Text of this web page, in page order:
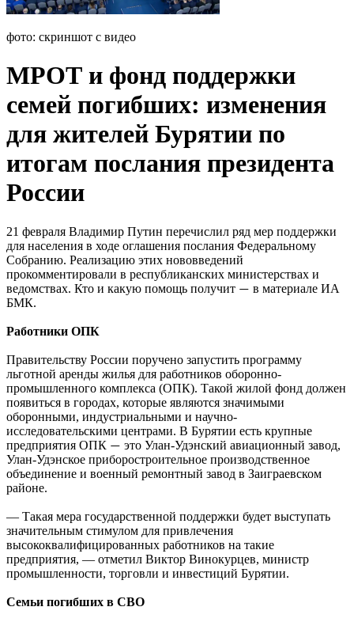
фото: скриншот с видео
МРОТ и фонд поддержки
семей погибших: изменения
для жителей Бурятии по
итогам послания президента
России
21 февраля Владимир Путин перечислил ряд мер поддержки
для населения в ходе оглашения послания Федеральному
Собранию. Реализацию этих нововведений
прокомментировали в республиканских министерствах и
ведомствах. Кто и какую помощь получит — в материале ИА
БМК.
Работники ОПК
Правительству России поручено запустить программу
льготной аренды жилья для работников оборонно-
промышленного комплекса (ОПК). Такой жилой фонд должен
появиться в городах, которые являются значимыми
оборонными, индустриальными и научно-
исследовательскими центрами. В Бурятии есть крупные
предприятия ОПК — это Улан-Удэнский авиационный завод,
Улан-Удэнское приборостроительное производственное
объединение и военный ремонтный завод в Заиграевском
районе.
— Такая мера государственной поддержки будет выступать
значительным стимулом для привлечения
высококвалифицированных работников на такие
предприятия, — отметил Виктор Винокурцев, министр
промышленности, торговли и инвестиций Бурятии.
Семьи погибших в СВО